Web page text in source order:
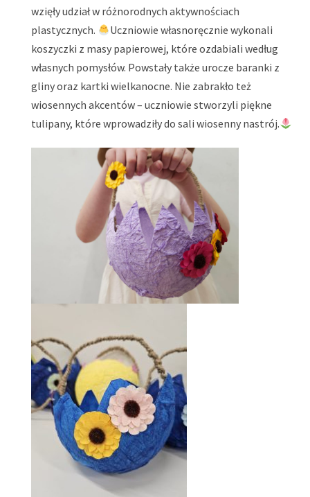
wzięły udział w różnorodnych aktywnościach
plastycznych.
Uczniowie własnoręcznie wykonali
koszyczki z masy papierowej, które ozdabiali według
własnych pomysłów. Powstały także urocze baranki z
gliny oraz kartki wielkanocne. Nie zabrakło też
wiosennych akcentów – uczniowie stworzyli piękne
tulipany, które wprowadziły do sali wiosenny nastrój.